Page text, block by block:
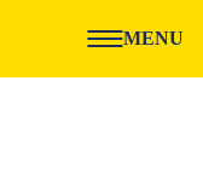
MENU